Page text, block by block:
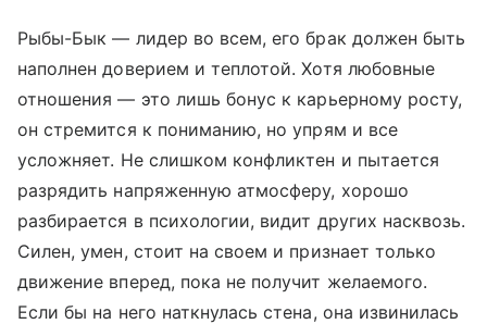
Рыбы-Бык — лидер во всем, его брак должен быть
наполнен доверием и теплотой. Хотя любовные
отношения — это лишь бонус к карьерному росту,
он стремится к пониманию, но упрям и все
усложняет. Не слишком конфликтен и пытается
разрядить напряженную атмосферу, хорошо
разбирается в психологии, видит других насквозь.
Силен, умен, стоит на своем и признает только
движение вперед, пока не получит желаемого.
Если бы на него наткнулась стена, она извинилась